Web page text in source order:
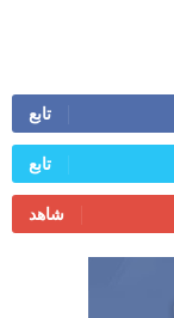
تابع
تابع
شاهد